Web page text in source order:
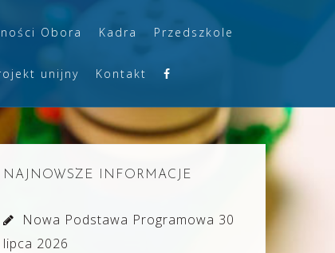
Obora Kadra Przedszkole
unijny Kontakt
NAJNOWSZE INFORMACJE
Nowa Podstawa Programowa 30
lipca 2026